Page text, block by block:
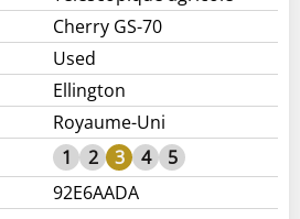
Cherry GS-70
Used
Ellington
Royaume-Uni
1 2 3 4
5
92E6AADA